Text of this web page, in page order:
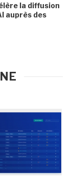
la diffusion
auprès des